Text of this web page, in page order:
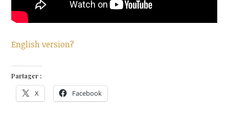
English version?
Partager :
X Facebook